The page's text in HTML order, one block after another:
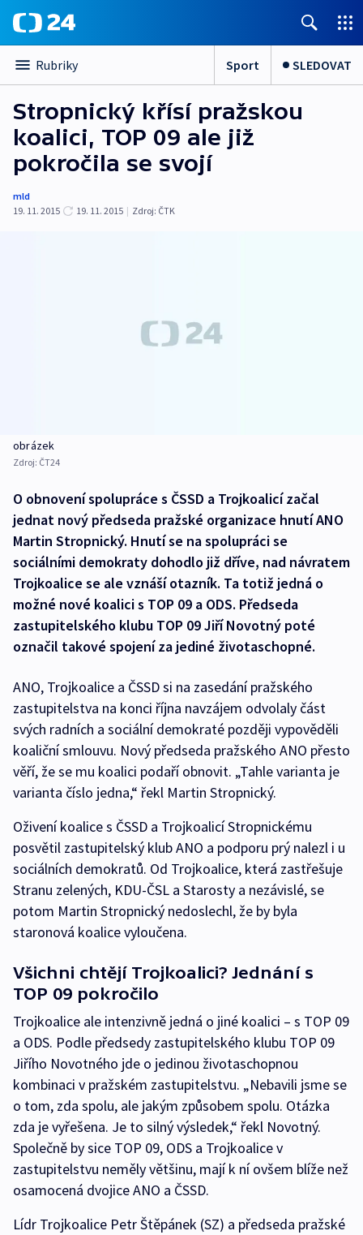
Rubriky Sport SLEDOVAT
Stropnický křísí pražskou
koalici, TOP 09 ale již
pokročila se svojí
mld
19. 11. 2015
19. 11. 2015 | Zdroj: ČTK
obrázek
Zdroj: ČT24
O obnovení spolupráce s ČSSD a Trojkoalicí začal
jednat nový předseda pražské organizace hnutí ANO
Martin Stropnický. Hnutí se na spolupráci se
sociálními demokraty dohodlo již dříve, nad návratem
Trojkoalice se ale vznáší otazník. Ta totiž jedná o
možné nové koalici s TOP 09 a ODS. Předseda
zastupitelského klubu TOP 09 Jiří Novotný poté
označil takové spojení za jediné životaschopné.
ANO, Trojkoalice a ČSSD si na zasedání pražského
zastupitelstva na konci října navzájem odvolaly část
svých radních a sociální demokraté později vypověděli
koaliční smlouvu. Nový předseda pražského ANO přesto
věří, že se mu koalici podaří obnovit. „Tahle varianta je
varianta číslo jedna,“ řekl Martin Stropnický.
Oživení koalice s ČSSD a Trojkoalicí Stropnickému
posvětil zastupitelský klub ANO a podporu prý nalezl i u
sociálních demokratů. Od Trojkoalice, která zastřešuje
Stranu zelených, KDU-ČSL a Starosty a nezávislé, se
potom Martin Stropnický nedoslechl, že by byla
staronová koalice vyloučena.
Všichni chtějí Trojkoalici? Jednání s
TOP 09 pokročilo
Trojkoalice ale intenzivně jedná o jiné koalici – s TOP 09
a ODS. Podle předsedy zastupitelského klubu TOP 09
Jiřího Novotného jde o jedinou životaschopnou
kombinaci v pražském zastupitelstvu. „Nebavili jsme se
o tom, zda spolu, ale jakým způsobem spolu. Otázka
zda je vyřešena. Je to silný výsledek,“ řekl Novotný.
Společně by sice TOP 09, ODS a Trojkoalice v
zastupitelstvu neměly většinu, mají k ní ovšem blíže než
osamocená dvojice ANO a ČSSD.
Lídr Trojkoalice Petr Štěpánek (SZ) a předseda pražské